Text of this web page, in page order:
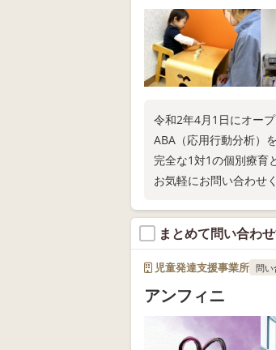
令和2年4月1日にオー
ABA（応用行動分析）
完全な1対1の個別療育
お気軽にお問い合わせ
まとめて問い合わ
児童発達支援事業所 問い
アンフィニ